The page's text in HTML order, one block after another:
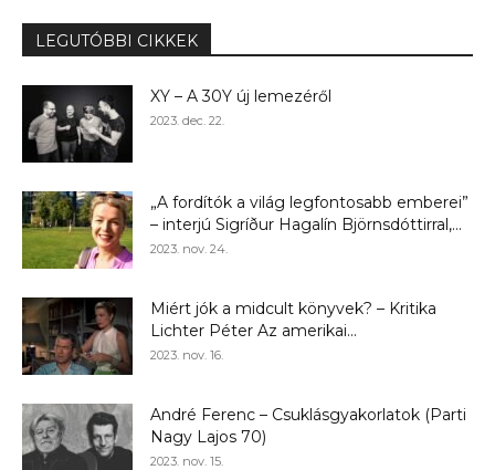
LEGUTÓBBI CIKKEK
XY – A 30Y új lemezéről
2023. dec. 22.
„A fordítók a világ legfontosabb emberei”
– interjú Sigríður Hagalín Björnsdóttirral,...
2023. nov. 24.
Miért jók a midcult könyvek? – Kritika
Lichter Péter Az amerikai...
2023. nov. 16.
André Ferenc – Csuklásgyakorlatok (Parti
Nagy Lajos 70)
2023. nov. 15.